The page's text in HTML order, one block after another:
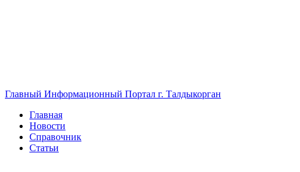
Главный Информационный Портал г. Талдыкорган
Главная
Новости
Справочник
Статьи